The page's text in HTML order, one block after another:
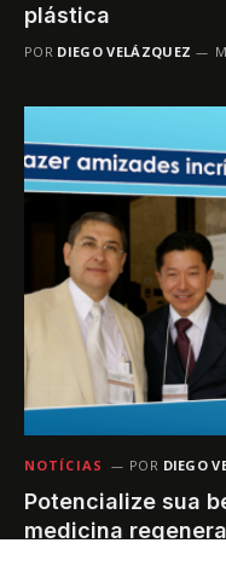
plástica
POR DIEGO VELÁZQUEZ
NOTÍCIAS POR DIEGO
Potencialize sua
medicina